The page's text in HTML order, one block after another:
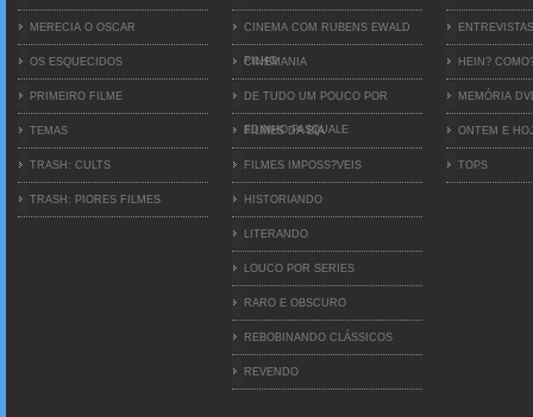
MERECIA O OSCAR
OS ESQUECIDOS
PRIMEIRO FILME
TEMAS
TRASH: CULTS
TRASH: PIORES FILMES
CINEMA COM RUBENS EWALD
FILHO
CINEMANIA
DE TUDO UM POUCO POR
EDINHO PASQUALE
FILMES DA BIA
FILMES IMPOSS?VEIS
HISTORIANDO
LITERANDO
LOUCO POR SERIES
RARO E OBSCURO
REBOBINANDO CLÁSSICOS
REVENDO
ENTREVISTAS
HEIN?
MEMÓRIA
ONTEM E
TOPS